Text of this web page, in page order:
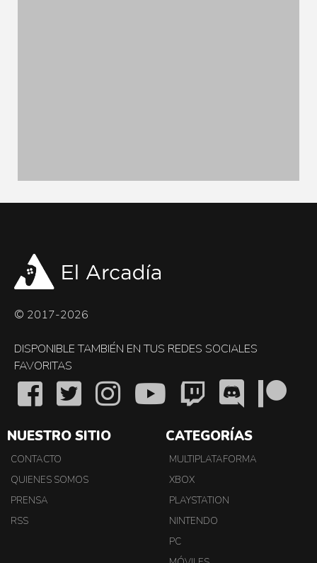
© 2017-2026
DISPONIBLE TAMBIÉN EN TUS REDES SOCIALES
FAVORITAS
NUESTRO SITIO
CONTACTO
QUIENES SOMOS
PRENSA
RSS
CATEGORÍAS
MULTIPLATAFORMA
XBOX
PLAYSTATION
NINTENDO
PC